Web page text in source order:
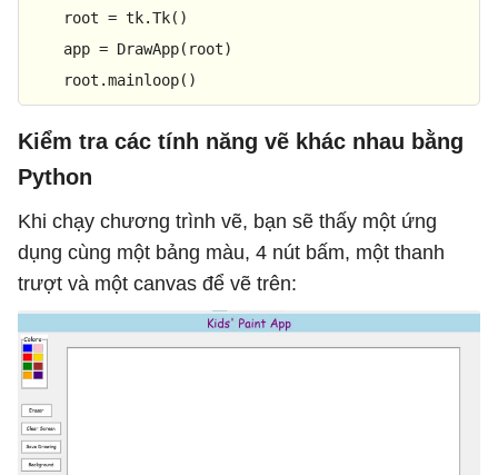
    root = tk.Tk()
    app = DrawApp(root)
    root.mainloop()
Kiểm tra các tính năng vẽ khác nhau bằng
Python
Khi chạy chương trình vẽ, bạn sẽ thấy một ứng
dụng cùng một bảng màu, 4 nút bấm, một thanh
trượt và một canvas để vẽ trên: